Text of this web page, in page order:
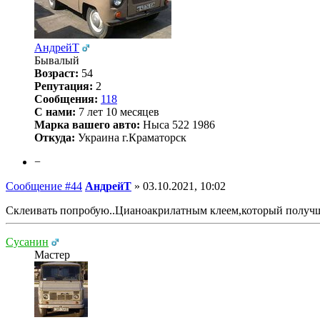
АндрейТ
Бывалый
Возраст: 54
Репутация: 2
Сообщения: 118
С нами: 7 лет 10 месяцев
Марка вашего авто: Ныса 522 1986
Откуда: Украина г.Краматорск
−
Сообщение #44 АндрейТ » 03.10.2021, 10:02
Склеивать попробую..Цианоакрилатным клеем,который
Сусанин
Мастер